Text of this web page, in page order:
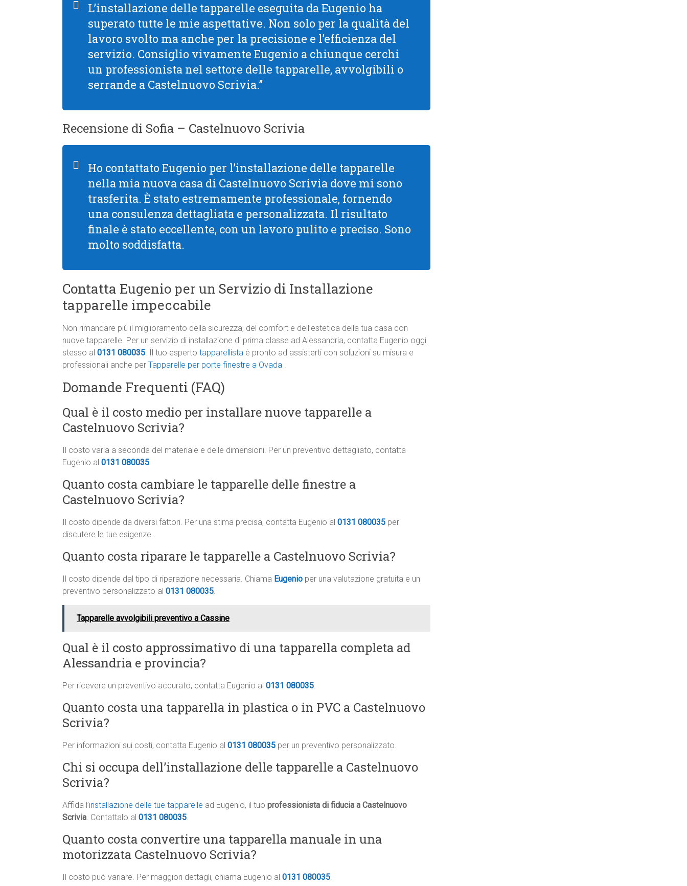
L’installazione delle tapparelle eseguita da Eugenio ha
superato tutte le mie aspettative. Non solo per la qualità del
lavoro svolto ma anche per la precisione e l’efficienza del
servizio. Consiglio vivamente Eugenio a chiunque cerchi
un professionista nel settore delle tapparelle, avvolgibili o
serrande a Castelnuovo Scrivia.”
Recensione di Sofia – Castelnuovo Scrivia
Ho contattato Eugenio per l’installazione delle tapparelle
nella mia nuova casa di Castelnuovo Scrivia dove mi sono
trasferita. È stato estremamente professionale, fornendo
una consulenza dettagliata e personalizzata. Il risultato
finale è stato eccellente, con un lavoro pulito e preciso. Sono
molto soddisfatta.
Contatta Eugenio per un Servizio di Installazione
tapparelle impeccabile
Non rimandare più il miglioramento della sicurezza, del comfort e dell’estetica della tua casa con
nuove tapparelle. Per un servizio di installazione di prima classe ad Alessandria, contatta Eugenio oggi
stesso al 0131 080035. Il tuo esperto tapparellista è pronto ad assisterti con soluzioni su misura e
professionali anche per Tapparelle per porte finestre a Ovada .
Domande Frequenti (FAQ)
Qual è il costo medio per installare nuove tapparelle a
Castelnuovo Scrivia?
Il costo varia a seconda del materiale e delle dimensioni. Per un preventivo dettagliato, contatta
Eugenio al 0131 080035.
Quanto costa cambiare le tapparelle delle finestre a
Castelnuovo Scrivia?
Il costo dipende da diversi fattori. Per una stima precisa, contatta Eugenio al 0131 080035 per
discutere le tue esigenze.
Quanto costa riparare le tapparelle a Castelnuovo Scrivia?
Il costo dipende dal tipo di riparazione necessaria. Chiama Eugenio per una valutazione gratuita e un
preventivo personalizzato al 0131 080035.
Tapparelle avvolgibili preventivo a Cassine
Qual è il costo approssimativo di una tapparella completa ad
Alessandria e provincia?
Per ricevere un preventivo accurato, contatta Eugenio al 0131 080035.
Quanto costa una tapparella in plastica o in PVC a Castelnuovo
Scrivia?
Per informazioni sui costi, contatta Eugenio al 0131 080035 per un preventivo personalizzato.
Chi si occupa dell’installazione delle tapparelle a Castelnuovo
Scrivia?
Affida l’installazione delle tue tapparelle ad Eugenio, il tuo professionista di fiducia a Castelnuovo
Scrivia. Contattalo al 0131 080035.
Quanto costa convertire una tapparella manuale in una
motorizzata Castelnuovo Scrivia?
Il costo può variare. Per maggiori dettagli, chiama Eugenio al 0131 080035.